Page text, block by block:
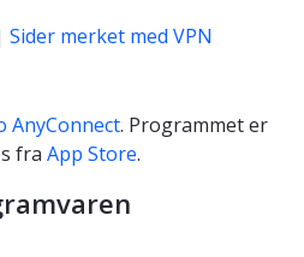
Sider merket med VPN
AnyConnect. Programmet er
fra App Store.